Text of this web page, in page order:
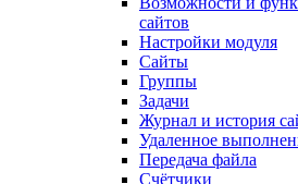
сайтов
Настройки модуля
Сайты
Группы
Задачи
Журнал и история
Удаленное
Передача файла
Счётчики